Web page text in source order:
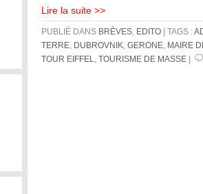
Lire la suite >>
PUBLIÉ DANS BRÈVES EDITO | TAGS :
TERRE
DUBROVNIK GERONE
MAIRE
TOUR EIFFEL
TOURISME DE MASSE